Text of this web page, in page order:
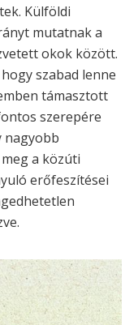
Külföldi
mutatnak a
okok között.
szabad lenne
támasztott
szerepére
nagyobb
a közúti
erőfeszítései